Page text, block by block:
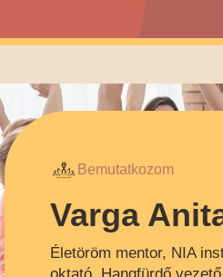
Bemutatkozom
Varga
Életöröm mentor, NIA